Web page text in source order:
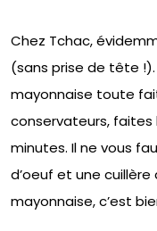
Chez Tchac,
(sans prise de tête !).
mayonnaise toute
conservateurs,
minutes. Il ne vous
d’oeuf et une
mayonnaise, c’est